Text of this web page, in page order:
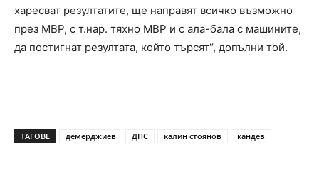
харесват резултатите, ще направят всичко възможно
през МВР, с т.нар. тяхно МВР и с ала-бала с машините,
да постигнат резултата, който търсят“, допълни той.
ТАГОВЕ демерджиев ДПС калин стоянов кандев